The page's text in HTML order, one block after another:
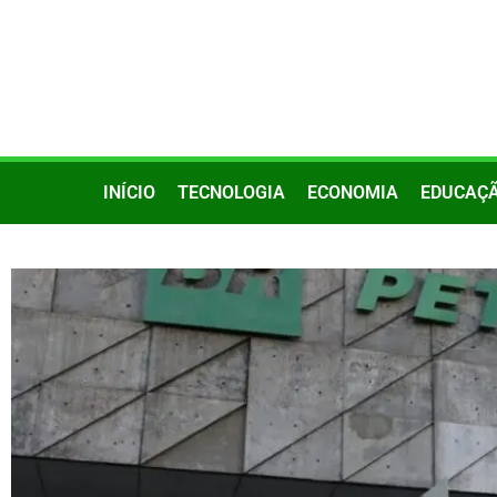
INÍCIO TECNOLOGIA ECONOMIA